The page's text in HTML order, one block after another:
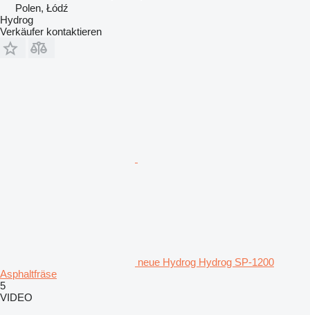
Polen, Łódź
Hydrog
Verkäufer kontaktieren
neue Hydrog Hydrog SP-1200
Asphaltfräse
5
VIDEO